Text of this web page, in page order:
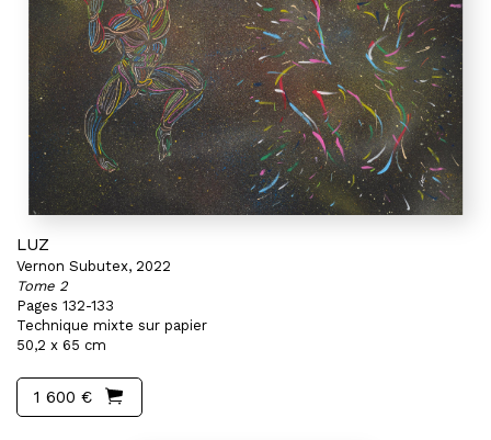
LUZ
Vernon Subutex, 2022
Tome 2
Pages 132-133
Technique mixte sur papier
50,2 x 65 cm
1 600 €